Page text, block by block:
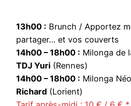
13h00 : Brunch / Apportez
partager… et vos couverts
14h00 – 18h00 : Milonga de
TDJ Yuri (Rennes)
14h00 – 18h00 : Milonga
Richard (Lorient)